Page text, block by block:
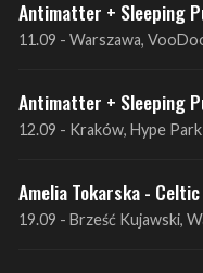
Antimatter + Sleeping
12.09 - Kraków, Hype Park
Amelia Tokarska - Celtic
19.09 - Brześć Kujawski,
Liquid Shadows
19.09 - Kościan,